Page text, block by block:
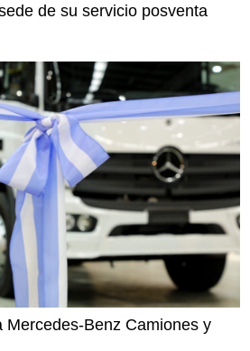
de su servicio posventa
Mercedes-Benz Camiones y